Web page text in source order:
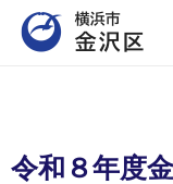
令和８年度